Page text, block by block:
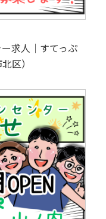
求人｜すてっぷ
区）